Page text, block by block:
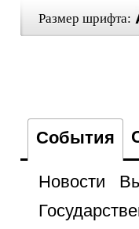
Размер шрифта:
События
Новости